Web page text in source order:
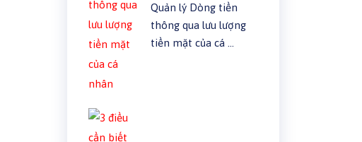
Quản lý Dòng tiền
thông qua lưu lượng
tiền mặt của cá …